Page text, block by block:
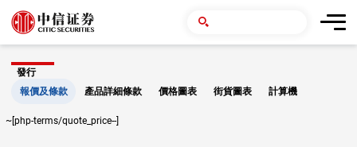
發行
報價及條款
產品詳細條款 價格圖表 街貨圖表 計算機
~[php-terms/quote_price--]